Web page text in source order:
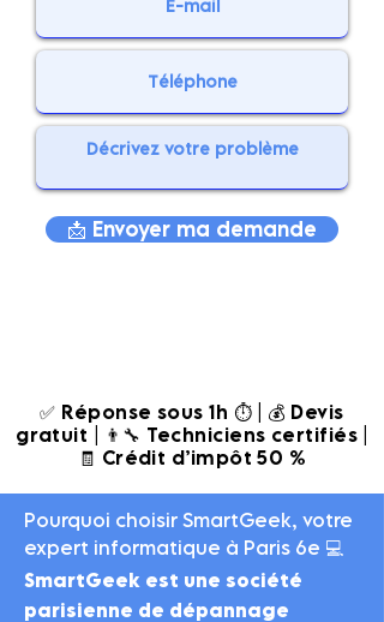
📩 Envoyer ma demande
✅ Réponse sous 1h ⏱️ | 💰 Devis
gratuit | 👨‍🔧 Techniciens certifiés |
🧾 Crédit d’impôt 50 %
Pourquoi choisir SmartGeek, votre
expert informatique à Paris 6e 💻
SmartGeek est une société
parisienne de dépannage